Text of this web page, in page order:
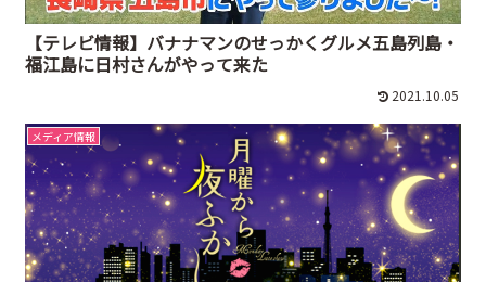
【テレビ情報】バナナマンのせっかくグルメ五島列島・
福江島に日村さんがやって来た
2021.10.05
メディア情報